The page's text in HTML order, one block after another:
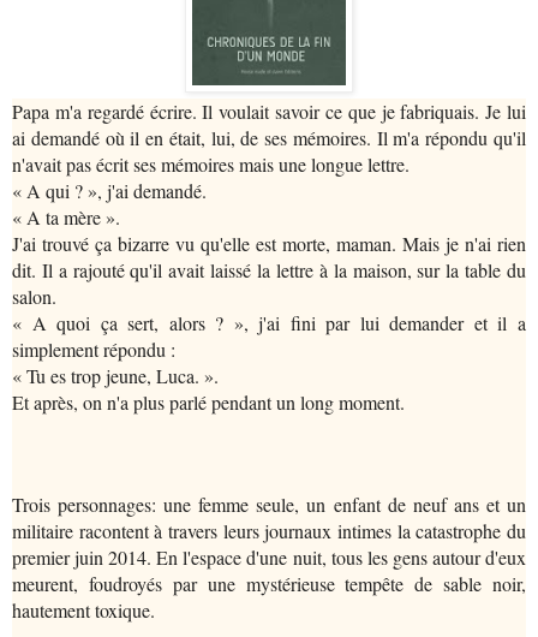
Papa m'a regardé écrire. Il voulait savoir ce que je fabriquais. Je lui
ai demandé où il en était, lui, de ses mémoires. Il m'a répondu qu'il
n'avait pas écrit ses mémoires mais une longue lettre.
« A qui ? », j'ai demandé.
« A ta mère ».
J'ai trouvé ça bizarre vu qu'elle est morte, maman. Mais je n'ai rien
dit. Il a rajouté qu'il avait laissé la lettre à la maison, sur la table du
salon.
« A quoi ça sert, alors ? », j'ai fini par lui demander et il a
simplement répondu :
« Tu es trop jeune, Luca. ».
Et après, on n'a plus parlé pendant un long moment.
Trois personnages: une femme seule, un enfant de neuf ans et un
militaire racontent à travers leurs journaux intimes la catastrophe du
premier juin 2014. En l'espace d'une nuit, tous les gens autour d'eux
meurent, foudroyés par une mystérieuse tempête de sable noir,
hautement toxique.